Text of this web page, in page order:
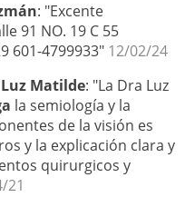
: "Excente
91 NO. 19 C 55
601-4799933" 12/02/24
Matilde: "La Dra Luz
la semiología y la
de la visión es
y la explicación clara y
quirurgicos y
21